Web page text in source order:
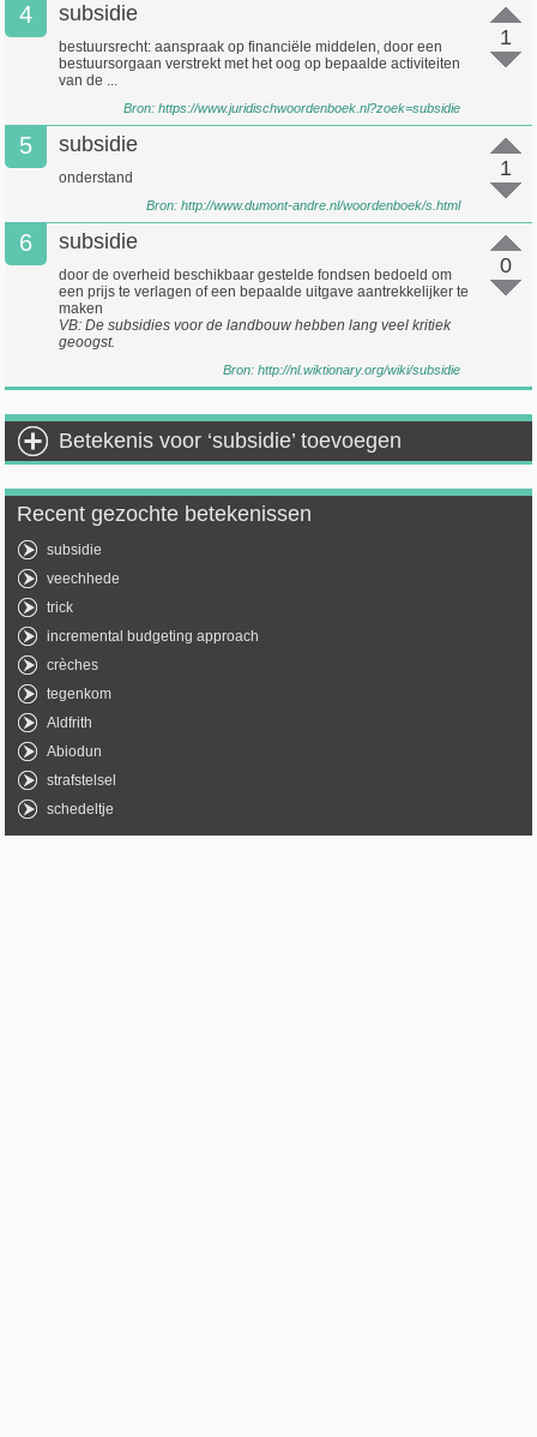
4
1
subsidie
bestuursrecht: aanspraak op financiële middelen, door een
bestuursorgaan verstrekt met het oog op bepaalde activiteiten
van de ...
Bron: https://www.juridischwoordenboek.nl?zoek=subsidie
5
1
subsidie
onderstand
Bron: http://www.dumont-andre.nl/woordenboek/s.html
6
0
subsidie
door de overheid beschikbaar gestelde fondsen bedoeld om
een prijs te verlagen of een bepaalde uitgave aantrekkelijker te
maken
VB: De subsidies voor de landbouw hebben lang veel kritiek
geoogst.
Bron: http://nl.wiktionary.org/wiki/subsidie
Betekenis voor ‘subsidie’ toevoegen
Recent gezochte betekenissen
subsidie
veechhede
trick
incremental budgeting approach
crèches
tegenkom
Aldfrith
Abiodun
strafstelsel
schedeltje